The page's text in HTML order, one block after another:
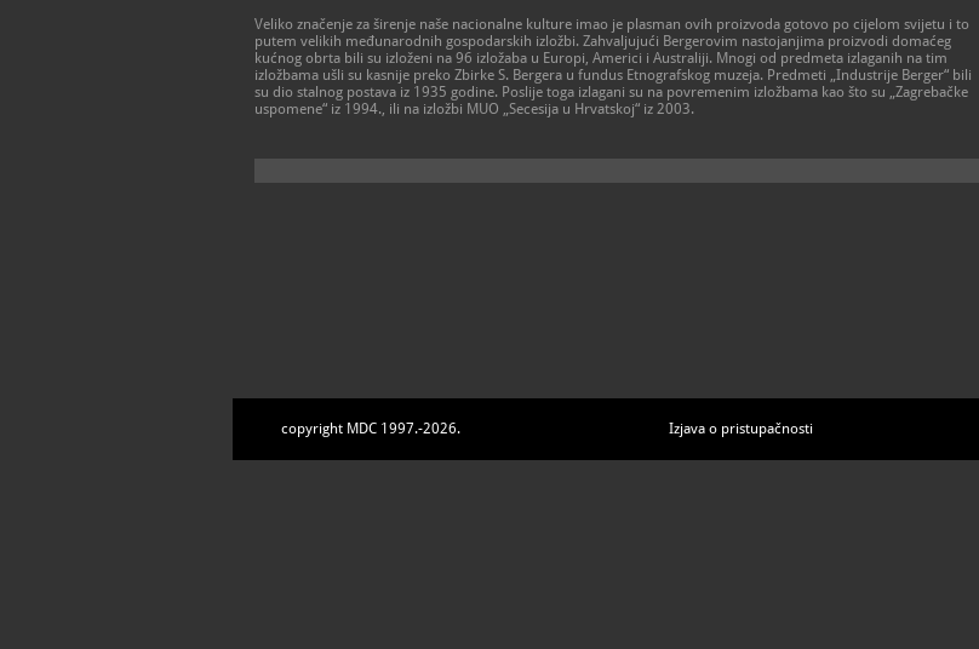
Veliko značenje za širenje naše nacionalne kulture imao je plasman ovih proizvoda gotovo po cijelom svijetu i to
putem velikih međunarodnih gospodarskih izložbi. Zahvaljujući Bergerovim nastojanjima proizvodi domaćeg
kućnog obrta bili su izloženi na 96 izložaba u Europi, Americi i Australiji. Mnogi od predmeta izlaganih na tim
izložbama ušli su kasnije preko Zbirke S. Bergera u fundus Etnografskog muzeja. Predmeti „Industrije Berger“ bili
su dio stalnog postava iz 1935 godine. Poslije toga izlagani su na povremenim izložbama kao što su „Zagrebačke
uspomene“ iz 1994., ili na izložbi MUO „Secesija u Hrvatskoj“ iz 2003.
copyright MDC 1997.-2026. Izjava o pristupačnosti